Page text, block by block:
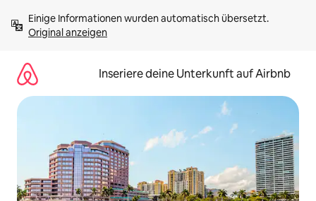
Inhalten
springenOriginal anzeigen
Inseriere deine Unterkunft auf Airbnb